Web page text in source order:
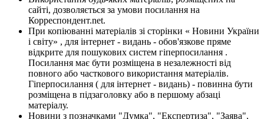
сайті, дозволяється за умови посилання на
Корреспондент.net.
При копіюванні матеріалів зі сторінки « Новини України
і світу» , для інтернет - видань - обов'язкове пряме
відкрите для пошукових систем гіперпосилання .
Посилання має бути розміщена в незалежності від
повного або часткового використання матеріалів.
Гіперпосилання ( для інтернет - видань) - повинна бути
розміщена в підзаголовку або в першому абзаці
матеріалу.
Новини з позначками "Думка", "Експертиза", "Заява",